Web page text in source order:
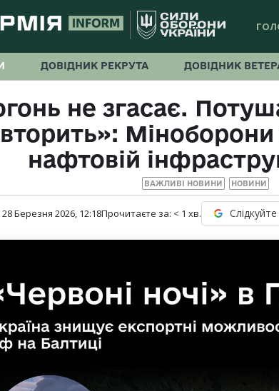
ДОВІДНИК РЕКРУТА ДОВІДНИК
не згасає.
нафтовій
ВАЖЛИВІ НОВИНИ НОВИНИ
28 Березня 2026, 12:18Прочитаєте за: < 1 хв.